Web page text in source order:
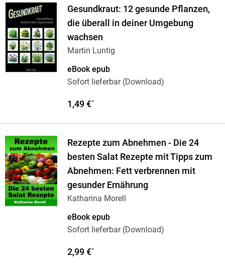
Gesundkraut: 12 gesunde Pflanzen,
die überall in deiner Umgebung
wachsen
Martin Luntig
eBook epub
Sofort lieferbar (Download)
1,49 €*
Rezepte zum Abnehmen - Die 24
besten Salat Rezepte mit Tipps zum
Abnehmen: Fett verbrennen mit
gesunder Ernährung
Katharina Morell
eBook epub
Sofort lieferbar (Download)
2,99 €*